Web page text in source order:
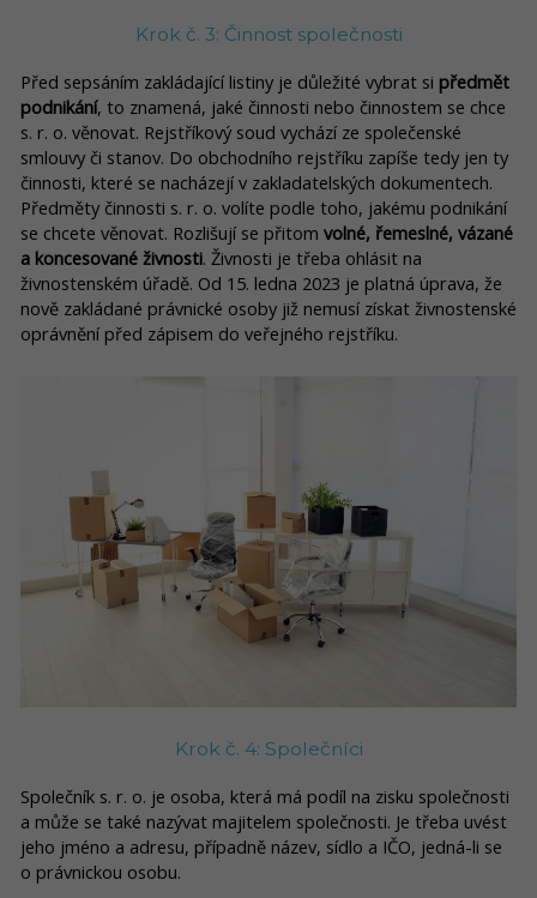
Krok č. 3: Činnost společnosti
Před sepsáním zakládající listiny je důležité vybrat si předmět
podnikání, to znamená, jaké činnosti nebo činnostem se chce
s. r. o. věnovat. Rejstříkový soud vychází ze společenské
smlouvy či stanov. Do obchodního rejstříku zapíše tedy jen ty
činnosti, které se nacházejí v zakladatelských dokumentech.
Předměty činnosti s. r. o. volíte podle toho, jakému podnikání
se chcete věnovat. Rozlišují se přitom volné, řemeslné, vázané
a koncesované živnosti. Živnosti je třeba ohlásit na
živnostenském úřadě. Od 15. ledna 2023 je platná úprava, že
nově zakládané právnické osoby již nemusí získat živnostenské
oprávnění před zápisem do veřejného rejstříku.
Krok č. 4: Společníci
Společník s. r. o. je osoba, která má podíl na zisku společnosti
a může se také nazývat majitelem společnosti. Je třeba uvést
jeho jméno a adresu, případně název, sídlo a IČO, jedná-li se
o právnickou osobu.